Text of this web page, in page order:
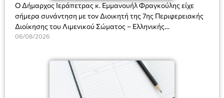
Ο Δήμαρχος Ιεράπετρας κ. Εμμανουήλ Φραγκούλης είχε
σήμερα συνάντηση με τον Διοικητή της 7ης Περιφερειακής
Διοίκησης του Λιμενικού Σώματος – Ελληνικής
Ακτοφυλακής (Λ.Σ.-ΕΛ.ΑΚΤ.), Αρχιπλοίαρχο Λ.Σ. κ. Ιωάννη
06/08/2026